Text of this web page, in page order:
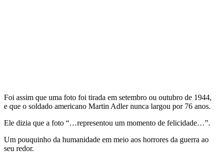
Foi assim que uma foto foi tirada em setembro ou outubro de 1944,
e que o soldado americano Martin Adler nunca largou por 76 anos.
Ele dizia que a foto “…representou um momento de felicidade…”.
Um pouquinho da humanidade em meio aos horrores da guerra ao
seu redor.